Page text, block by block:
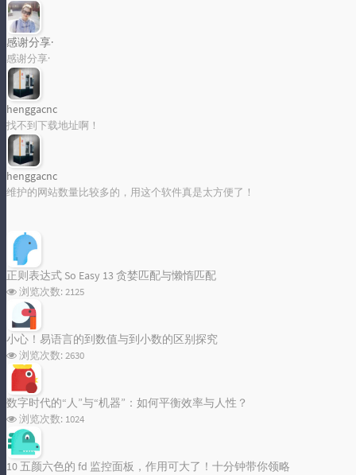
感谢分享·
感谢分享·
henggacnc
找不到下载地址啊！
henggacnc
维护的网站数量比较多的，用这个软件真是太方便了！
正则表达式 So Easy 13 贪婪匹配与懒惰匹配
浏览次数: 2125
小心！易语言的到数值与到小数的区别探究
浏览次数: 2630
数字时代的“人”与“机器”：如何平衡效率与人性？
浏览次数: 1024
10 五颜六色的 fd 监控面板，作用可大了！十分钟带你领略